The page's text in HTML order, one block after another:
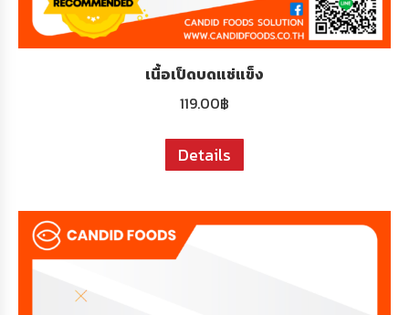
เนื้อเป็ดบดแช่แข็ง
119.00฿
Details